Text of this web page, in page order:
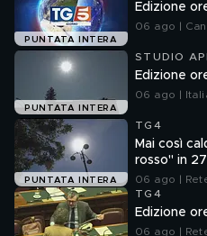
PUNTATA INTERA
Edizione
06 ago |
PUNTATA INTERA
STUDIO
Edizione
06 ago |
PUNTATA INTERA
TG4
Mai così
rosso" in
06 ago |
TG4
Edizione
06 ago |